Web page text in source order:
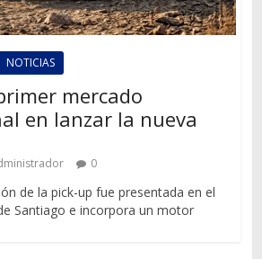
NOTICIAS
mercado
en lanzar la nueva
0
de la pick-up fue presentada en el
Santiago e incorpora un motor